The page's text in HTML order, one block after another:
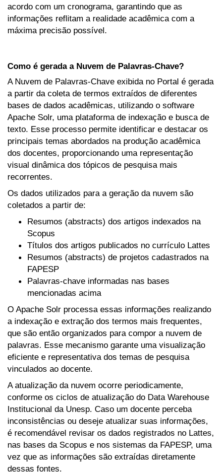
acordo com um cronograma, garantindo que as
informações reflitam a realidade acadêmica com a
máxima precisão possível.
Como é gerada a Nuvem de Palavras-Chave?
A Nuvem de Palavras-Chave exibida no Portal é gerada
a partir da coleta de termos extraídos de diferentes
bases de dados acadêmicas, utilizando o software
Apache Solr, uma plataforma de indexação e busca de
texto. Esse processo permite identificar e destacar os
principais temas abordados na produção acadêmica
dos docentes, proporcionando uma representação
visual dinâmica dos tópicos de pesquisa mais
recorrentes.
Os dados utilizados para a geração da nuvem são
coletados a partir de:
Resumos (abstracts) dos artigos indexados na
Scopus
Títulos dos artigos publicados no currículo Lattes
Resumos (abstracts) de projetos cadastrados na
FAPESP
Palavras-chave informadas nas bases
mencionadas acima
O Apache Solr processa essas informações realizando
a indexação e extração dos termos mais frequentes,
que são então organizados para compor a nuvem de
palavras. Esse mecanismo garante uma visualização
eficiente e representativa dos temas de pesquisa
vinculados ao docente.
A atualização da nuvem ocorre periodicamente,
conforme os ciclos de atualização do Data Warehouse
Institucional da Unesp. Caso um docente perceba
inconsistências ou deseje atualizar suas informações,
é recomendável revisar os dados registrados no Lattes,
nas bases da Scopus e nos sistemas da FAPESP, uma
vez que as informações são extraídas diretamente
dessas fontes.